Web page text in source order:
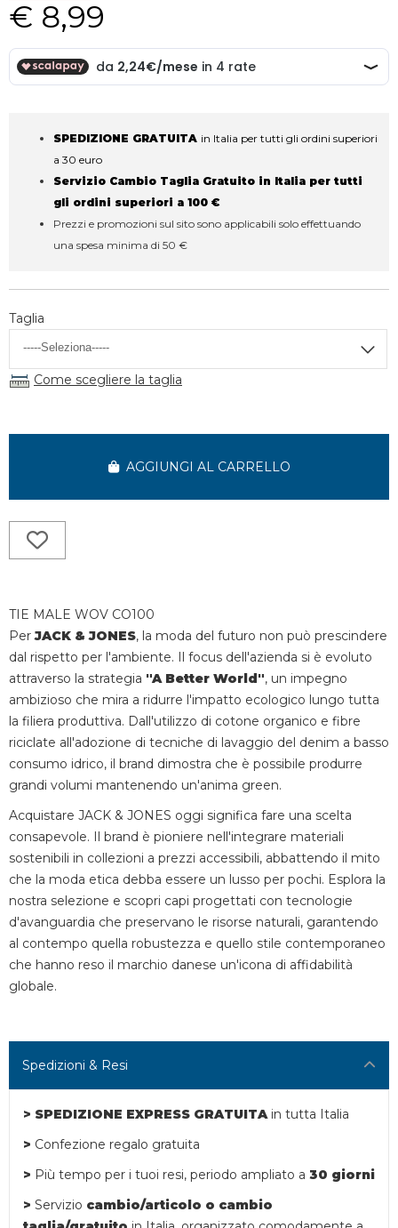
€ 8,99
SPEDIZIONE GRATUITA in Italia per tutti gli ordini superiori
a 30 euro
Servizio Cambio Taglia Gratuito in Italia per tutti
gli ordini superiori a 100 €
Prezzi e promozioni sul sito sono applicabili solo effettuando
una spesa minima di 50 €
Taglia
Come scegliere la taglia
AGGIUNGI AL CARRELLO
TIE MALE WOV CO100
PerJACK & JONES, la moda del futuro non può prescindere
dal rispetto per l'ambiente. Il focus dell'azienda si è evoluto
attraverso la strategia "A Better World", un impegno
ambizioso che mira a ridurre l'impatto ecologico lungo tutta
la filiera produttiva. Dall'utilizzo di cotone organico e fibre
riciclate all'adozione di tecniche di lavaggio del denim a basso
consumo idrico, il brand dimostra che è possibile produrre
grandi volumi mantenendo un'anima green.
Acquistare JACK & JONES oggi significa fare una scelta
consapevole. Il brand è pioniere nell'integrare materiali
sostenibili in collezioni a prezzi accessibili, abbattendo il mito
che la moda etica debba essere un lusso per pochi. Esplora la
nostra selezione e scopri capi progettati con tecnologie
d'avanguardia che preservano le risorse naturali, garantendo
al contempo quella robustezza e quello stile contemporaneo
che hanno reso il marchio danese un'icona di affidabilità
globale.
Spedizioni & Resi
> SPEDIZIONE EXPRESS GRATUITAin tutta Italia
> Confezione regalo gratuita
> Più tempo per i tuoi resi, periodo ampliato a 30 giorni
> Servizio cambio/articolo o cambio